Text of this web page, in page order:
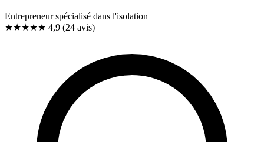
Entrepreneur spécialisé dans l'isolation
★★★★★ 4,9 (24 avis)